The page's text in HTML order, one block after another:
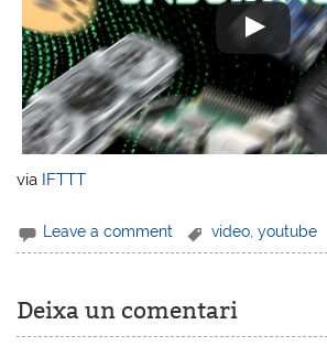
via IFTTT
Leave a comment video,youtube
Deixa un comentari